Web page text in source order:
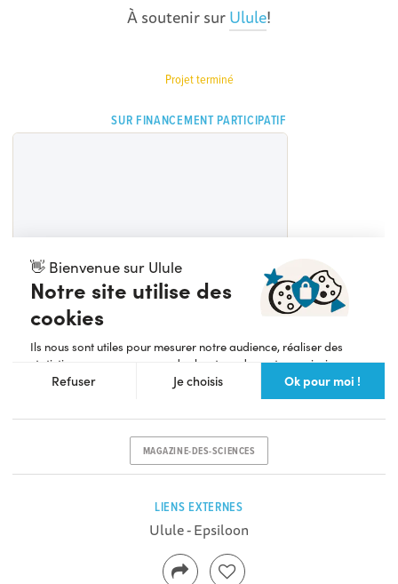
À soutenir surUlule!
Projet terminé
SUR FINANCEMENT PARTICIPATIF
MAGAZINE-DES-SCIENCES
LIENS EXTERNES
Ulule - Epsiloon